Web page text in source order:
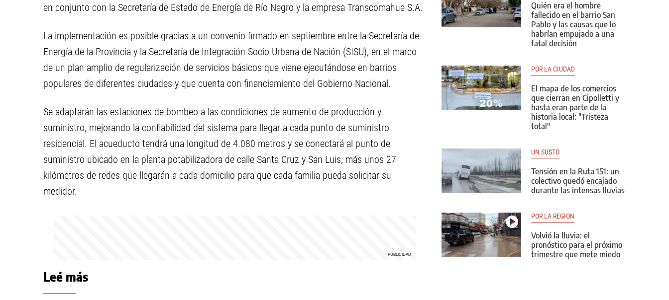
en conjunto con la Secretaría de Estado de Energía de Río Negro y la empresa Transcomahue S.A.
La implementación es posible gracias a un convenio firmado en septiembre entre la Secretaría de
Energía de la Provincia y la Secretaría de Integración Socio Urbana de Nación (SISU), en el marco
de un plan amplio de regularización de servicios básicos que viene ejecutándose en barrios
populares de diferentes ciudades y que cuenta con financiamiento del Gobierno Nacional.
Se adaptarán las estaciones de bombeo a las condiciones de aumento de producción y
suministro, mejorando la confiabilidad del sistema para llegar a cada punto de suministro
residencial. El acueducto tendrá una longitud de 4.080 metros y se conectará al punto de
suministro ubicado en la planta potabilizadora de calle Santa Cruz y San Luis, más unos 27
kilómetros de redes que llegarán a cada domicilio para que cada familia pueda solicitar su
medidor.
Leé más
Quién era el hombre
fallecido en el barrio San
Pablo y las causas que lo
habrían empujado a una
fatal decisión
POR LA CIUDAD
El mapa de los comercios
que cierran en Cipolletti y
hasta eran parte de la
historia local: "Tristeza
total"
UN SUSTO
Tensión en la Ruta 151: un
colectivo quedó encajado
durante las intensas lluvias
POR LA REGIÓN
Volvió la lluvia: el
pronóstico para el próximo
trimestre que mete miedo